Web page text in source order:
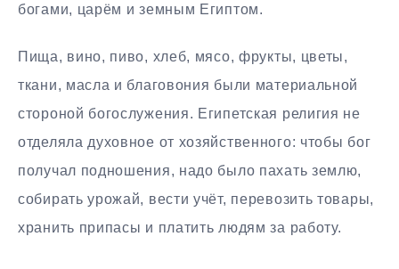
богами, царём и земным Египтом.
Пища, вино, пиво, хлеб, мясо, фрукты, цветы,
ткани, масла и благовония были материальной
стороной богослужения. Египетская религия не
отделяла духовное от хозяйственного: чтобы бог
получал подношения, надо было пахать землю,
собирать урожай, вести учёт, перевозить товары,
хранить припасы и платить людям за работу.